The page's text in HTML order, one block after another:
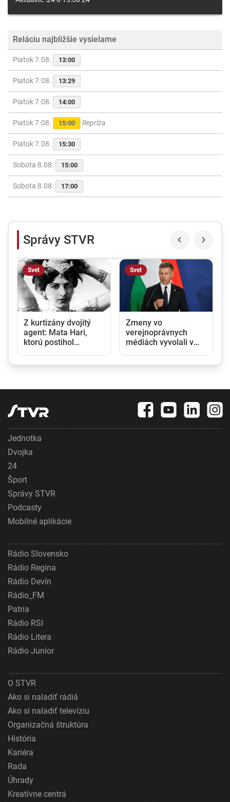
Reláciu najbližšie vysielame
Piatok 7.08. 13:00
Piatok 7.08. 13:29
Piatok 7.08. 14:00
Piatok 7.08. 15:00 Repríza
Piatok 7.08. 15:30
Sobota 8.08. 15:00
Sobota 8.08. 17:00
Správy STVR
Svet
Z kurtizány dvojitý
agent: Mata Hari,
ktorú postihol
Svet
Zmeny vo
verejnoprávnych
médiách vyvolali v
Jednotka
Dvojka
24
Šport
Správy STVR
Podcasty
Mobilné aplikácie
Rádio Slovensko
Rádio Regina
Rádio Devín
Rádio_FM
Patria
Rádio RSI
Rádio Litera
Rádio Junior
O STVR
Ako si naladiť rádiá
Ako si naladiť televíziu
Organizačná štruktúra
História
Kariéra
Rada
Úhrady
Kreatívne centrá